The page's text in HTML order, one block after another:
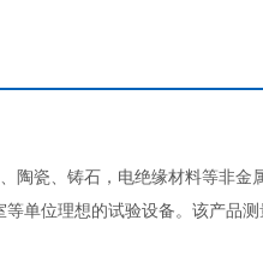
瓷、铸石，电绝缘材料等非金
单位理想的试验设备。该产品